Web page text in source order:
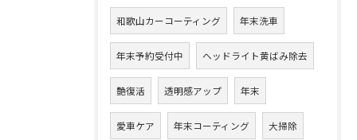
和歌山カーコーティング 年末洗車
年末予約受付中 ヘッドライト黄ばみ除去
艶復活 透明感アップ 年末
愛車ケア 年末コーティング 大掃除